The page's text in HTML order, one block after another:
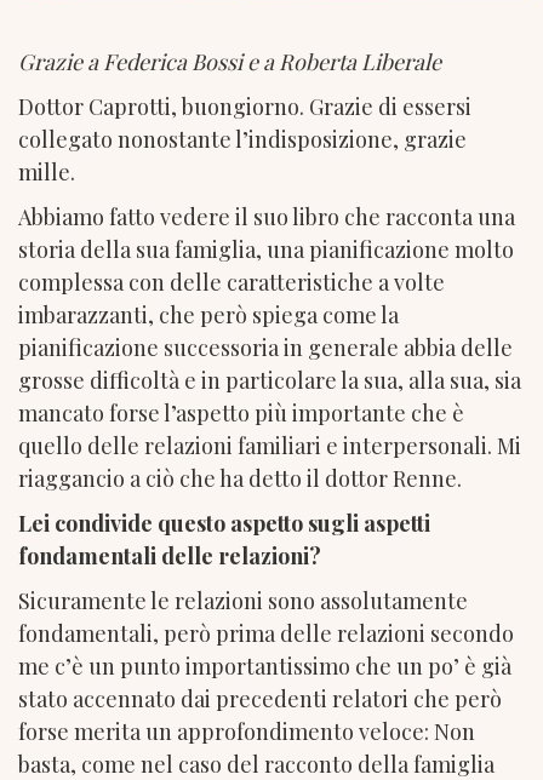
Grazie a Federica Bossi e a Roberta Liberale
Dottor Caprotti, buongiorno. Grazie di essersi
collegato nonostante l’indisposizione, grazie
mille.
Abbiamo fatto vedere il suo libro che racconta una
storia della sua famiglia, una pianificazione molto
complessa con delle caratteristiche a volte
imbarazzanti, che però spiega come la
pianificazione successoria in generale abbia delle
grosse difficoltà e in particolare la sua, alla sua, sia
mancato forse l’aspetto più importante che è
quello delle relazioni familiari e interpersonali. Mi
riaggancio a ciò che ha detto il dottor Renne.
Lei condivide questo aspetto sugli aspetti
fondamentali delle relazioni?
Sicuramente le relazioni sono assolutamente
fondamentali, però prima delle relazioni secondo
me c’è un punto importantissimo che un po’ è già
stato accennato dai precedenti relatori che però
forse merita un approfondimento veloce: Non
basta, come nel caso del racconto della famiglia